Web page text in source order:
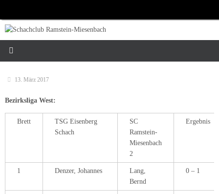
springen
13. März 2017
Bezirksliga West:
Brett
TSG Eisenberg
Schach
SC
Ramstein-
Miesenbach
2
Ergebnis
1 Denzer, Johannes
Lang,
Bernd
0 – 1